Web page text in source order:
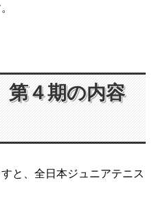
第４期の内容
と、全日本ジュニアテニス